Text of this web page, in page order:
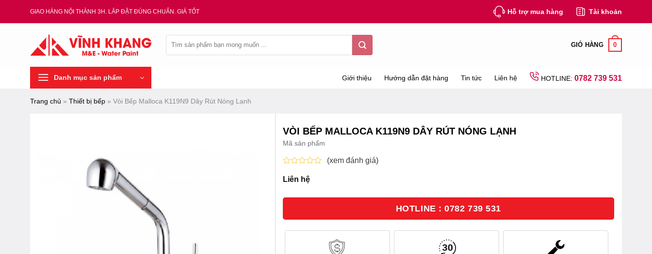
GIAO HÀNG NỘI THÀNH 3H. LẮP ĐẶT ĐÚNG CHUẨN. GIÁ TỐT Hỗ trợ mua hàng Tài khoản
kiếm:
GIỎ HÀNG 0
Danh mục sản phẩm Giới thiệu Hướng dẫn đặt hàng Tin tức Liên hệ HOTLINE: 0782 739 531
Trang chủ » Thiết bị bếp » Vòi Bếp Malloca K119N9 Dây Rút Nóng Lạnh
VÒI BẾP MALLOCA K119N9 DÂY RÚT NÓNG LẠNH
Mã sản phẩm
xếp
(xem đánh giá)
Liên hệ
HOTLINE : 0782 739 531